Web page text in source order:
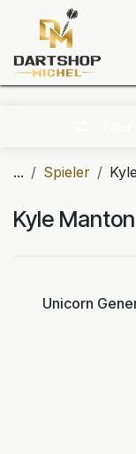
Zum Inhalt springen
... Spieler
Kyle Manton
Unicorn